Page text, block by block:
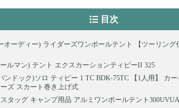
目次
オーディー) ライダーズワンポールテント 【ツーリング
ールマン) テント エクスカーションティピーII 325
ンドック)ソロ ティピー 1 TC BDK-75TC 【1人用】 カ
ズ スカート巻き上げ式
タッグ キャンプ用品 アルミワンポールテント